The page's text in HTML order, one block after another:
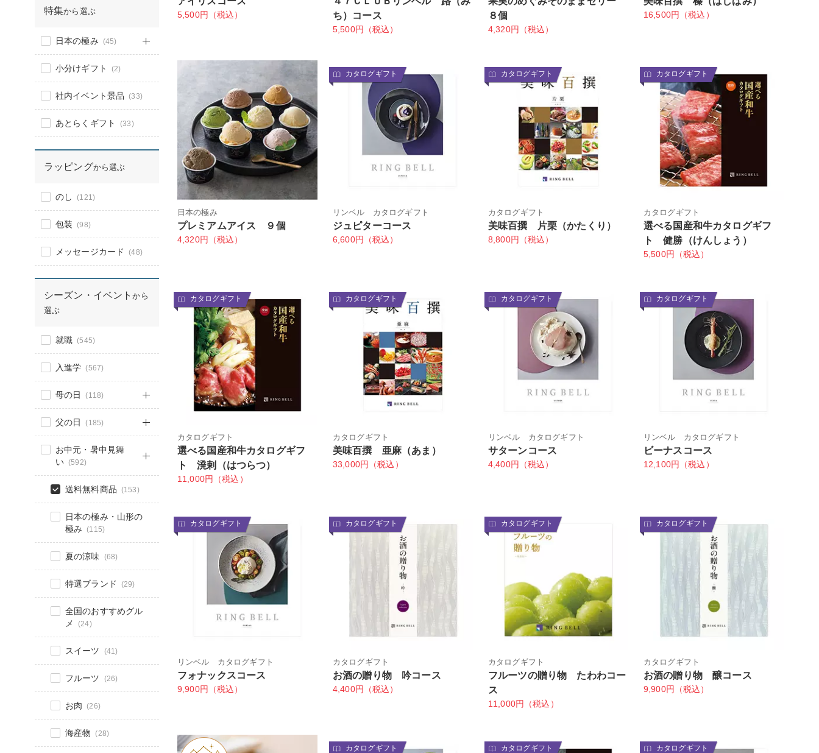
特集から選ぶ
日本の極み (45)
小分けギフト (2)
社内イベント景品 (33)
あとらくギフト (33)
ラッピングから選ぶ
のし (121)
包装 (98)
メッセージカード (48)
シーズン・イベントから
選ぶ
就職 (545)
入進学 (567)
母の日 (118)
父の日 (185)
お中元・暑中見舞
い (592)
送料無料商品 (153)
日本の極み・山形の
極み (115)
夏の涼味 (68)
特選ブランド (29)
全国のおすすめグル
メ
(24)
スイーツ (41)
フルーツ (26)
お肉 (26)
海産物 (28)
5,500円（税込）
ち）コース
5,500円（税込）
８個
4,320円（税込）
16,500円（税込）
日本の極み
プレミアムアイス ９個
4,320円（税込）
カタログギフト
リンベル カタログギフト
ジュピターコース
6,600円（税込）
カタログギフト
カタログギフト
美味百撰 片栗（かたくり）
8,800円（税込）
カタログギフト
カタログギフト
選べる国産和牛カタログギフ
ト 健勝（けんしょう）
5,500円（税込）
カタログギフト
カタログギフト
選べる国産和牛カタログギフ
ト 溌剌（はつらつ）
11,000円（税込）
カタログギフト
カタログギフト
美味百撰 亜麻（あま）
33,000円（税込）
カタログギフト
リンベル カタログギフト
サターンコース
4,400円（税込）
カタログギフト
リンベル カタログギフト
ビーナスコース
12,100円（税込）
カタログギフト
リンベル カタログギフト
フォナックスコース
9,900円（税込）
カタログギフト
カタログギフト
お酒の贈り物 吟コース
4,400円（税込）
カタログギフト
カタログギフト
フルーツの贈り物 たわわコー
ス
11,000円（税込）
カタログギフト
カタログギフト
お酒の贈り物 醸コース
9,900円（税込）
カタログギフト カタログギフト カタログギフト